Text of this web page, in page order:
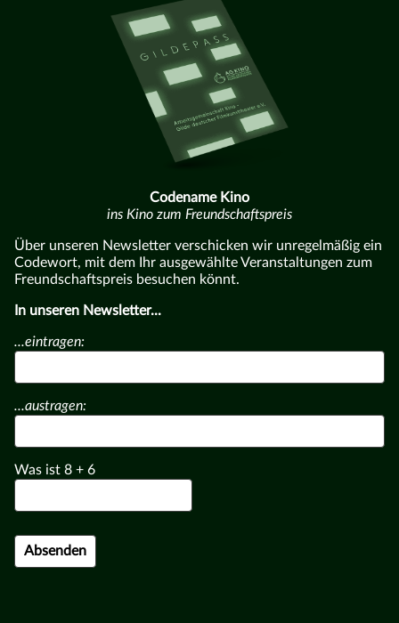
Codename Kino
ins Kino zum Freundschaftspreis
Über unseren Newsletter verschicken wir unregelmäßig ein
Codewort, mit dem Ihr ausgewählte Veranstaltungen zum
Freundschaftspreis besuchen könnt.
In unseren Newsletter...
...eintragen:
...austragen:
Was ist 8 + 6